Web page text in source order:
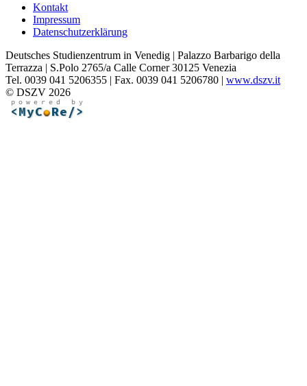
Kontakt
Impressum
Datenschutzerklärung
Deutsches Studienzentrum in Venedig | Palazzo Barbarigo della
Terrazza | S.Polo 2765/a Calle Corner 30125 Venezia
Tel. 0039 041 5206355 | Fax. 0039 041 5206780 | www.dszv.it
© DSZV 2026